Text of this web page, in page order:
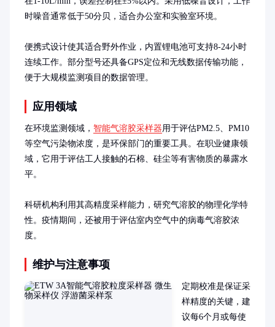
时噪音通常低于50分贝，适合办公室和实验室环境。
便携式设计使其适合野外作业，内置锂电池可支持8-24小时
连续工作。部分型号还具备GPS定位和无线数据传输功能，
便于大规模监测项目的数据管理。
应用领域
在环境监测领域， 智能气溶胶采样器用于评估PM2.5、PM10
等空气污染物浓度，是环保部门的重要工具。在职业健康领
域，它用于评估工人接触的石棉、硅尘等有害物质的暴露水
平。
科研机构利用其高精度采样能力，研究气溶胶的物理化学特
性。疫情期间，还被用于评估室内空气中的病毒气溶胶浓
度。
维护与注意事项
定期校准是保证采
样精度的关键，建
议每6个月或每使